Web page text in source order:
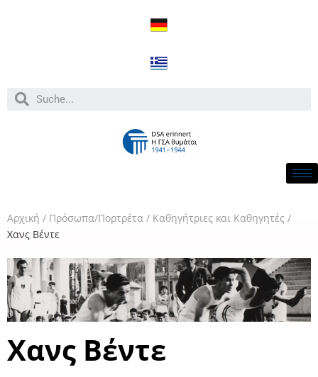
Aρχική / Πρόσωπα/Πορτρέτα / Καθηγήτριες και Καθηγητές /
Χανς Βέντε
Χανς Βέντε